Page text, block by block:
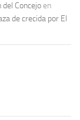
Concejo en
de crecida por El